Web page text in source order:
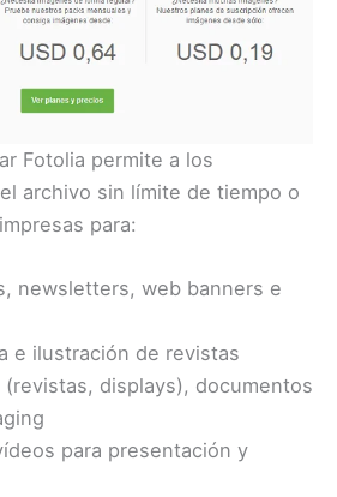
Fotolia permite a los
archivo sin límite de tiempo o
para:
newsletters, web banners e
e ilustración de revistas
(revistas, displays), documentos
para presentación y